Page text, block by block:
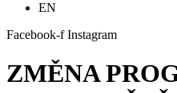
EN
Facebook-f Instagram
ZMĚNA